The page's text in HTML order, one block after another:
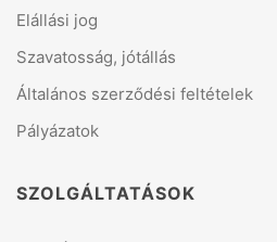
Elállási jog
Szavatosság, jótállás
Általános szerződési feltételek
Pályázatok
SZOLGÁLTATÁSOK